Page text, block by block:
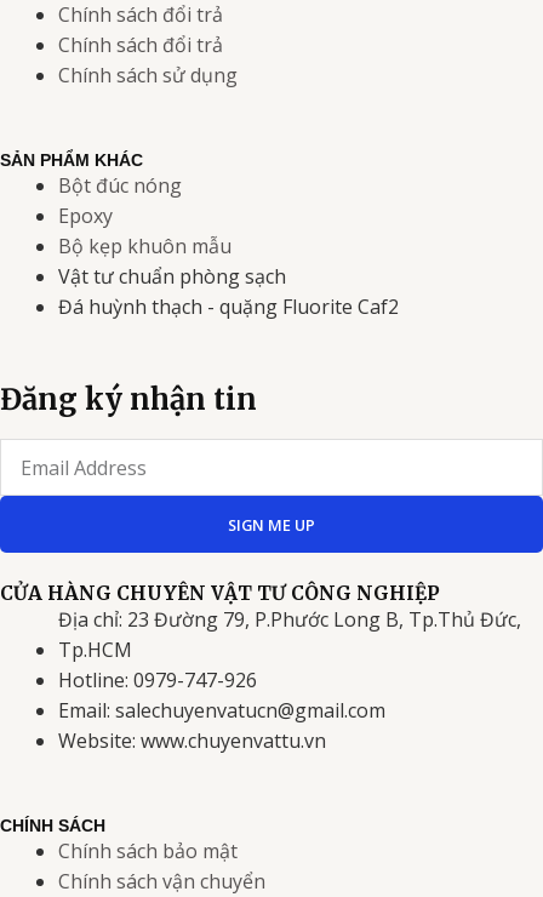
Chính sách đổi trả
Chính sách đổi trả
Chính sách sử dụng
SẢN PHẨM KHÁC
Bột đúc nóng
Epoxy
Bộ kẹp khuôn mẫu
Vật tư chuẩn phòng sạch
Đá huỳnh thạch - quặng Fluorite Caf2
Đăng ký nhận tin
SIGN ME UP
CỬA HÀNG CHUYÊN VẬT TƯ CÔNG NGHIỆP
Địa chỉ: 23 Đường 79, P.Phước Long B, Tp.Thủ Đức,
Tp.HCM
Hotline: 0979-747-926
Email: salechuyenvatucn@gmail.com
Website: www.chuyenvattu.vn
CHÍNH SÁCH
Chính sách bảo mật
Chính sách vận chuyển